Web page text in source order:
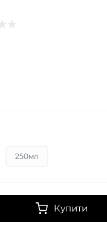
250мл
Купити